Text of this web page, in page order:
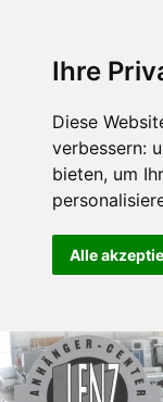
Ihre
Diese
verbessern:
bieten, um
Alle